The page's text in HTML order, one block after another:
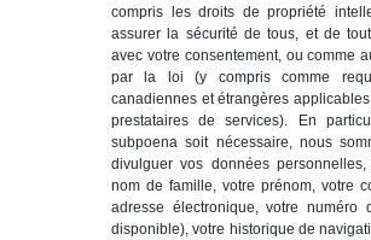
compris les droits de propriété
assurer la sécurité de tous, et de
avec votre consentement, ou comme
par la loi (y compris comme
canadiennes et étrangères
prestataires de services). En
subpoena soit nécessaire, nous
divulguer vos données
nom de famille, votre prénom, votre
adresse électronique, votre numéro
disponible), votre historique de